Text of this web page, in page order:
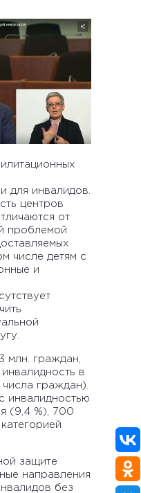
для инвалидов.
центров
от
проблемой
числе детям с
и
млн. граждан,
в
граждан).
инвалидностью
(9,4 %), 700
защите
направления
без